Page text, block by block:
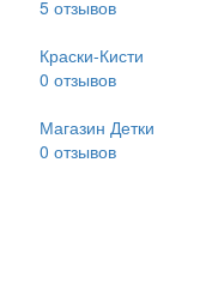
5отзывов
Краски-Кисти
0 отзывов
Магазин Детки
0 отзывов